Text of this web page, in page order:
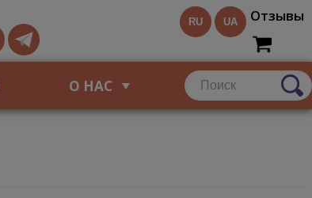
RU UA Отзывы
О НАС